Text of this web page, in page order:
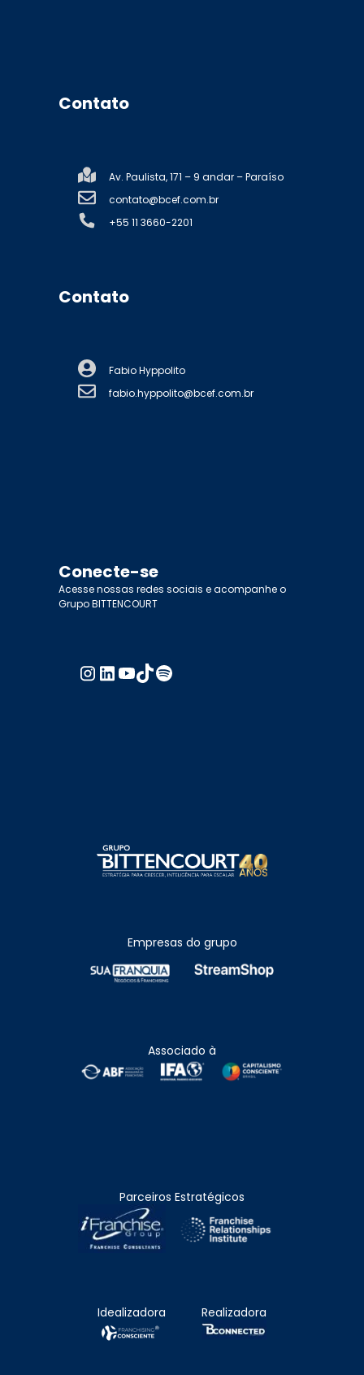
Contato
Av. Paulista, 171 – 9 andar – Paraíso
contato@bcef.com.br
+55 11 3660-2201
Contato
Fabio Hyppolito
fabio.hyppolito@bcef.com.br
Conecte-se
Acesse nossas redes sociais e acompanhe o
Grupo BITTENCOURT
Empresas do grupo
Associado à
Parceiros Estratégicos
Idealizadora Realizadora